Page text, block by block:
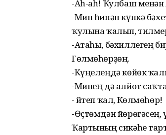
-Аһ-аһ! Ҡулбаш менән
-Мин һинән күпкә
ҡулына ҡалып,
-Атаһы, бәхиллегең
Гөлмөһөрҙөң.
-Күңелеңдә көйөк
-Минең дә алйот
- Әйтеп ҡал, Көлмөһөр!
-Өҫтөмдән йөрөгәсең,
Ҡартының сикәһе